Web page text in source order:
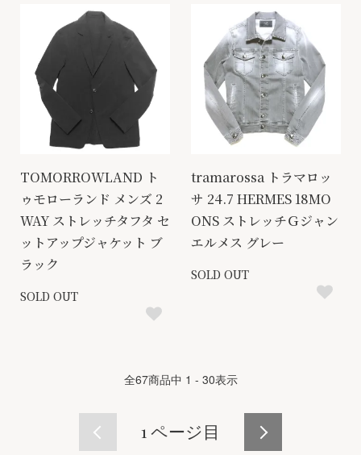
TOMORROWLAND ト
ゥモローランド メンズ 2
WAY ストレッチタフタ セ
ットアップジャケット ブ
ラック
SOLD OUT
tramarossa トラマロッ
サ 24.7 HERMES 18MO
ONS ストレッチＧジャン
エルメス グレー
SOLD OUT
全67商品中 1 - 30表示
1 ページ目